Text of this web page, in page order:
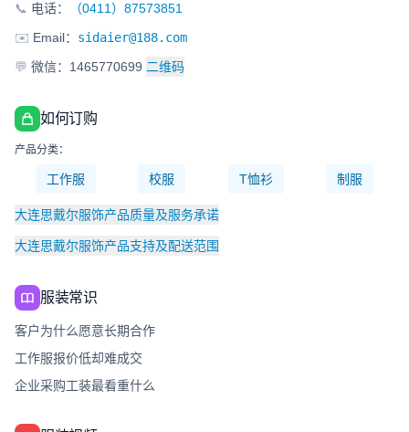
📞 电话：
（0411）87573851
✉️ Email： sidaier@188.com
💬 微信：1465770699 二维码
如何订购
产品分类：
工作服 校服 T恤衫 制服
大连思戴尔服饰产品质量及服务承诺
大连思戴尔服饰产品支持及配送范围
服装常识
客户为什么愿意长期合作
工作服报价低却难成交
企业采购工装最看重什么